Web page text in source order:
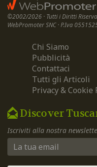
©2002/2026 · Tutti i Diritti
WebPromoter SNC · P.Iva
Chi Siamo
Pubblicità
Contattaci
Tutti gli Articoli
Privacy & Cookie
Discover
Iscriviti alla nostra